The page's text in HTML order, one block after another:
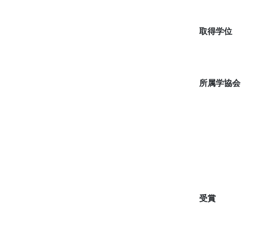
取得学位
所属学協会
受賞